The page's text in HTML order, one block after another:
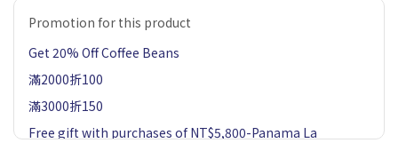
Promotion for this product
Get 20% Off Coffee Beans
滿2000折100
滿3000折150
Free gift with purchases of NT$5,800-Panama La